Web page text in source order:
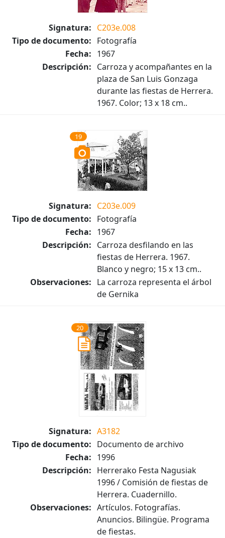
Signatura: C203e.008
Tipo de documento: Fotografía
Fecha: 1967
Descripción: Carroza y acompañantes en la
plaza de San Luis Gonzaga
durante las fiestas de Herrera.
1967. Color; 13 x 18 cm..
19
Signatura: C203e.009
Tipo de documento: Fotografía
Fecha: 1967
Descripción: Carroza desfilando en las
fiestas de Herrera. 1967.
Blanco y negro; 15 x 13 cm..
Observaciones: La carroza representa el árbol
de Gernika
20
Signatura: A3182
Tipo de documento: Documento de archivo
Fecha: 1996
Descripción: Herrerako Festa Nagusiak
1996 / Comisión de fiestas de
Herrera. Cuadernillo.
Observaciones: Artículos. Fotografías.
Anuncios. Bilingüe. Programa
de fiestas.